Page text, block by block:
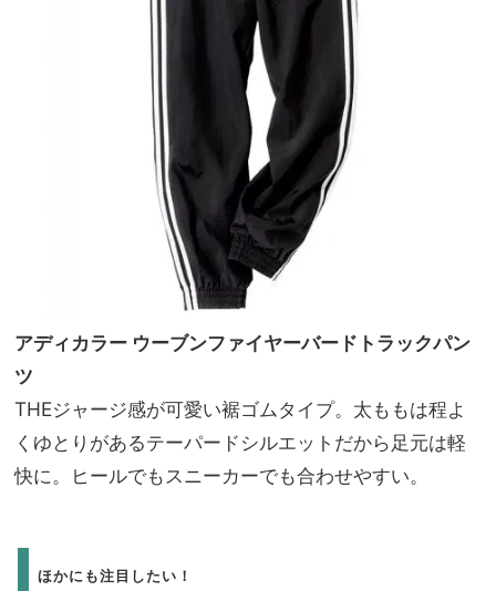
アディカラー ウーブンファイヤーバードトラックパン
ツ
THEジャージ感が可愛い裾ゴムタイプ。太ももは程よ
くゆとりがあるテーパードシルエットだから足元は軽
快に。ヒールでもスニーカーでも合わせやすい。
ほかにも注目したい！